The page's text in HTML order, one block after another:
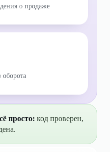
о продаже
оборота
просто: код проверен,